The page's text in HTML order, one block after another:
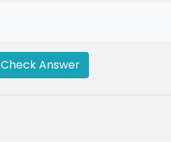
Check Answer